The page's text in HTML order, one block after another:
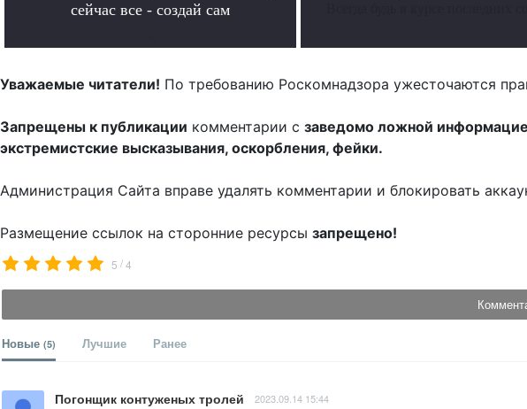
сейчас все - создай сам
Уважаемые читатели! По требованию Роскомнадзора ужесточаются
Запрещены к публикации комментарии с заведомо ложной
экстремистские высказывания, оскорбления, фейки.
Администрация Сайта вправе удалять комментарии и блокировать
Размещение ссылок на сторонние ресурсы запрещено!
5 /4
Новые (5) Лучшие Ранее
Погонщик контуженых тролей 2023.09.14 15:44